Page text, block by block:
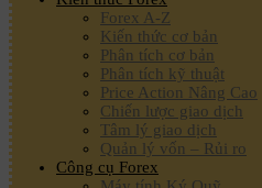
Forex A-Z
Kiến thức cơ bản
Phân tích cơ bản
Phân tích kỹ thuật
Price Action Nâng Cao
Chiến lược giao dịch
Tâm lý giao dịch
Quản lý vốn – Rủi ro
Công cụ Forex